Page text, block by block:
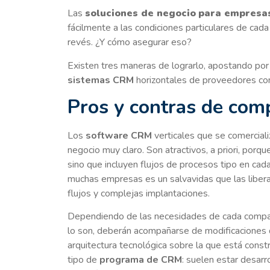
Las soluciones de negocio para
fácilmente a las condiciones particulares de
revés. ¿Y cómo asegurar eso?
Existen tres maneras de lograrlo, apostando
sistemas CRM horizontales de proveedores
Pros y contras de
Los software CRM verticales que se
negocio muy claro. Son atractivos, a priori,
sino que incluyen flujos de procesos tipo en
muchas empresas es un salvavidas que las
flujos y complejas implantaciones.
Dependiendo de las necesidades de cada
lo son, deberán acompañarse de
arquitectura tecnológica sobre la que está
tipo de programa de CRM: suelen estar